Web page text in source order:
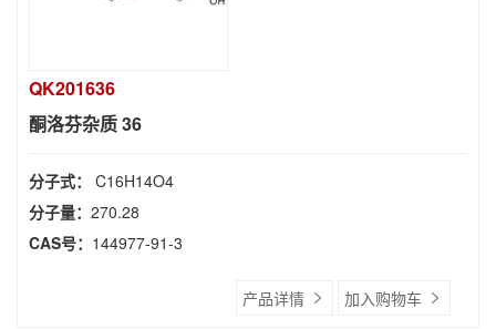
QK201636
酮洛芬杂质 36
分子式： C16H14O4
分子量： 270.28
CAS号： 144977-91-3
产品详情 加入购物车